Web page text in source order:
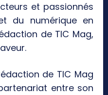
et passionnés
du numérique en
de TIC Mag,
de TIC Mag
entre son